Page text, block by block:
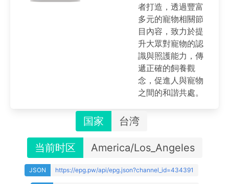
者打造，透過豐富
多元的寵物相關節
目內容，致力於提
升大眾對寵物的認
識與照護能力，傳
遞正確的飼養觀
念，促進人與寵物
之間的和諧共處。
国家 台湾
当前时区 America/Los_Angeles
JSON https://epg.pw/api/epg.json?channel_id=434391